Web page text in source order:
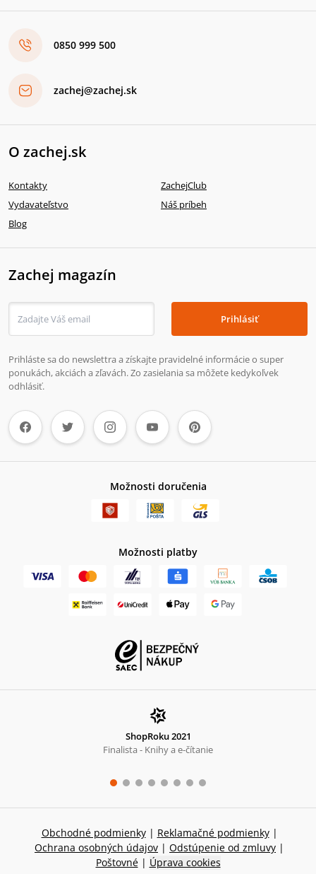
0850 999 500
zachej@zachej.sk
O zachej.sk
Kontakty
ZachejClub
Vydavateľstvo
Náš príbeh
Blog
Zachej magazín
Prihlásiť
Prihláste sa do newslettra a získajte pravidelné informácie o super
ponukách, akciách a zľavách. Zo zasielania sa môžete kedykoľvek
odhlásiť.
Možnosti doručenia
Možnosti platby
ShopRoku 2021
Finalista - Knihy a e-čítanie
Obchodné podmienky | Reklamačné podmienky |
Ochrana osobných údajov | Odstúpenie od zmluvy |
Poštovné | Úprava cookies